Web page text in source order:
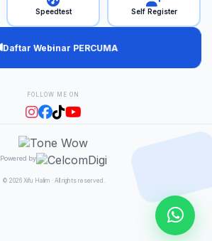
Speedtest Self Register
Daftar Webinar PERCUMA
FOLLOW ME ON
Powered by
© 2026 Xifu Halim · All rights reserved.